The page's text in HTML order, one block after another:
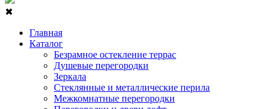
✖
Главная
Каталог
Безрамное остекление террас
Душевые перегородки
Зеркала
Стеклянные и металлические перила
Межкомнатные перегородки